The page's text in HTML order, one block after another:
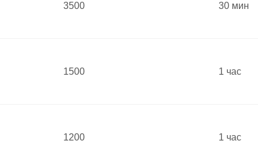
3500
30 мин
1500
1 час
1200
1 час